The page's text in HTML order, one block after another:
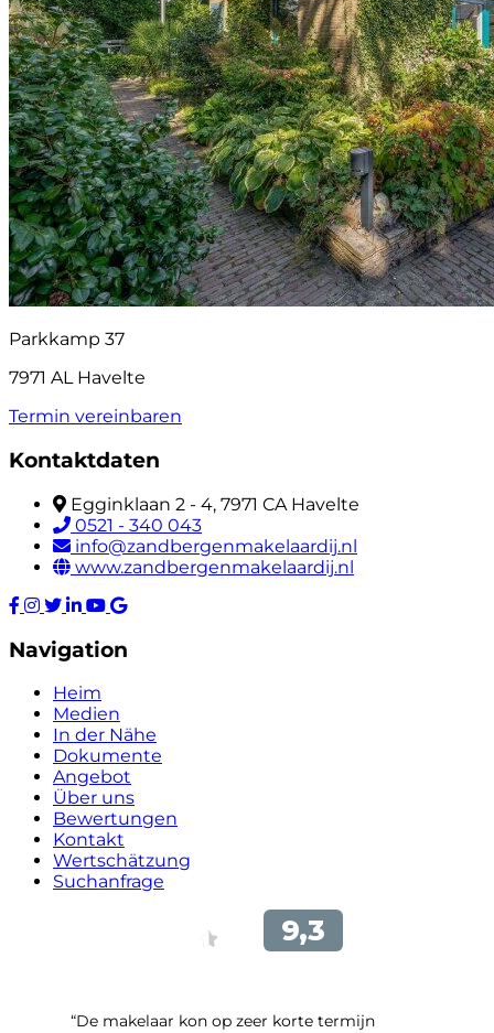
Parkkamp 37
7971 AL Havelte
Termin vereinbaren
Kontaktdaten
Egginklaan 2 - 4, 7971 CA Havelte
0521 - 340 043
info@zandbergenmakelaardij.nl
www.zandbergenmakelaardij.nl
Navigation
Heim
Medien
In der Nähe
Dokumente
Angebot
Über uns
Bewertungen
Kontakt
Wertschätzung
Suchanfrage
“De makelaar kon op zeer korte termijn